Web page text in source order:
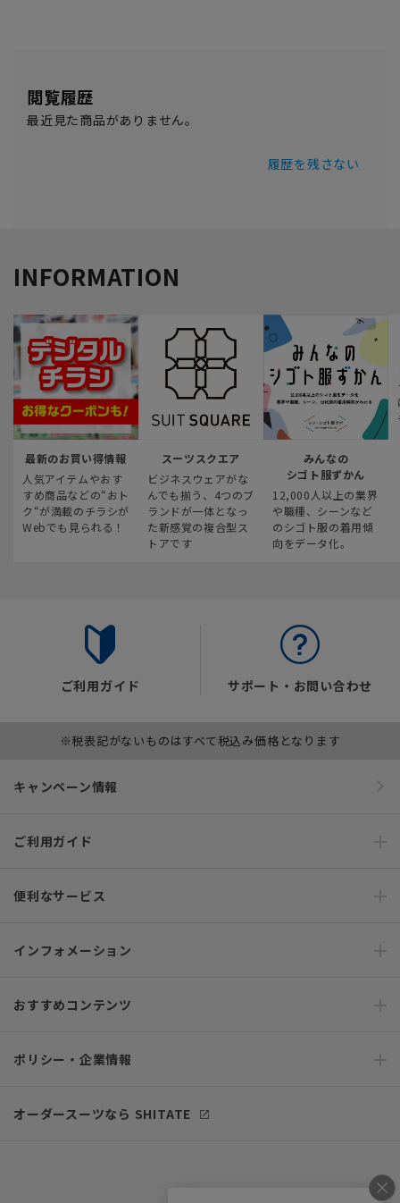
閲覧履歴
最近見た商品がありません。
履歴を残さない
INFORMATION
最新のお買い得情報
人気アイテムやおす
すめ商品などの“おト
ク“が満載のチラシが
Webでも見られる！
スーツスクエア
ビジネスウェアがな
んでも揃う、4つのブ
ランドが一体となっ
た新感覚の複合型ス
トアです
みんなの
シゴト服ずかん
12,000人以上の業界
や職種、シーンなど
のシゴト服の着用傾
向をデータ化。
ご利用ガイド サポート・お問い合わせ
※税表記がないものはすべて税込み価格となります
キャンペーン情報
ご利用ガイド
便利なサービス
インフォメーション
おすすめコンテンツ
ポリシー・企業情報
オーダースーツなら SHITATE